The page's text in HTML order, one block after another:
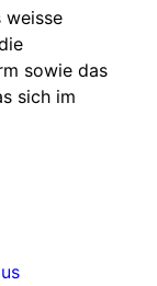
weisse
sowie das
sich im